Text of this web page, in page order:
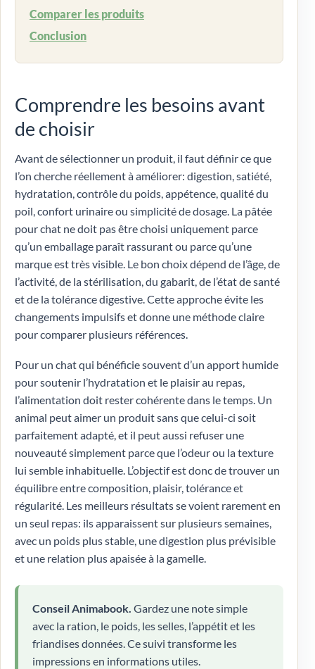
Comparer les produits
Conclusion
Comprendre les besoins avant
de choisir
Avant de sélectionner un produit, il faut définir ce que
l’on cherche réellement à améliorer: digestion, satiété,
hydratation, contrôle du poids, appétence, qualité du
poil, confort urinaire ou simplicité de dosage. La pâtée
pour chat ne doit pas être choisi uniquement parce
qu’un emballage paraît rassurant ou parce qu’une
marque est très visible. Le bon choix dépend de l’âge, de
l’activité, de la stérilisation, du gabarit, de l’état de santé
et de la tolérance digestive. Cette approche évite les
changements impulsifs et donne une méthode claire
pour comparer plusieurs références.
Pour un chat qui bénéficie souvent d’un apport humide
pour soutenir l’hydratation et le plaisir au repas,
l’alimentation doit rester cohérente dans le temps. Un
animal peut aimer un produit sans que celui-ci soit
parfaitement adapté, et il peut aussi refuser une
nouveauté simplement parce que l’odeur ou la texture
lui semble inhabituelle. L’objectif est donc de trouver un
équilibre entre composition, plaisir, tolérance et
régularité. Les meilleurs résultats se voient rarement en
un seul repas: ils apparaissent sur plusieurs semaines,
avec un poids plus stable, une digestion plus prévisible
et une relation plus apaisée à la gamelle.
Conseil Animabook. Gardez une note simple
avec la ration, le poids, les selles, l’appétit et les
friandises données. Ce suivi transforme les
impressions en informations utiles.